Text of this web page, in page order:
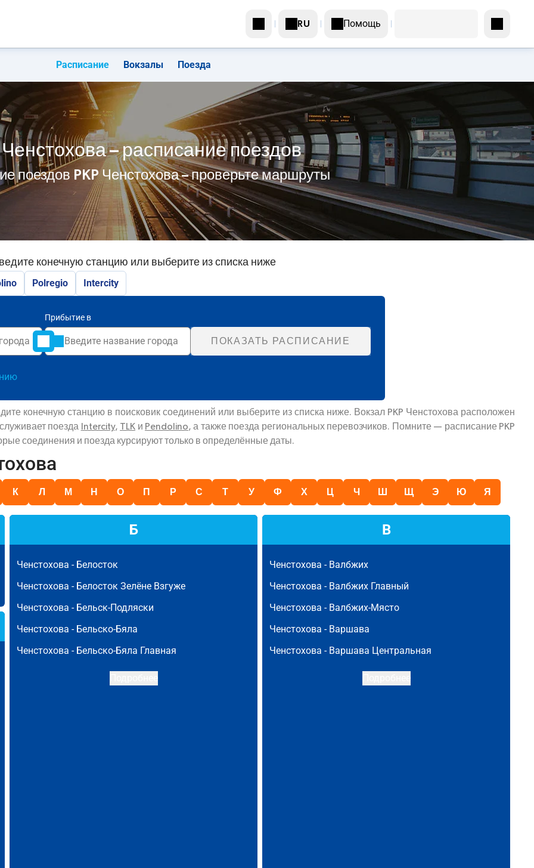
RU Помощь
Расписание Вокзалы Поезда
Ченстохова – расписание поездов
поездов PKP Ченстохова – проверьте маршруты
конечную станцию или выберите из списка ниже
Polregio Intercity
Прибытие в
ПОКАЗАТЬ РАСПИСАНИЕ
конечную станцию в поисковик соединений или выберите из списка ниже. Вокзал PKP Ченстохова расположен
поезда
Intercity, TLK и Pendolino, а также поезда региональных перевозчиков. Помните — расписание PKP
соединения и поезда курсируют только в определённые даты.
К Л М Н О П Р С Т У Ф Х Ц Ч Ш Щ Э Ю Я
Б
Ченстохова - Белосток
Ченстохова - Белосток Зелёне Взгуже
Ченстохова - Бельск-Подляски
Ченстохова - Бельско-Бяла
Ченстохова - Бельско-Бяла Главная
В
Ченстохова - Валбжих
Ченстохова - Валбжих Главный
Ченстохова - Валбжих-Място
Ченстохова - Варшава
Ченстохова - Варшава Центральная